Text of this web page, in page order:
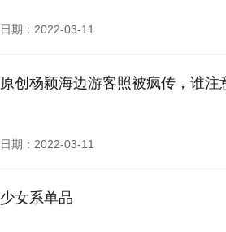
日期：2022-03-11
原创杨颖海边游客照被疯传，谁
日期：2022-03-11
少女系单品